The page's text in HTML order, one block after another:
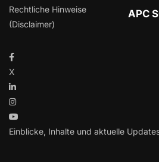
Rechtliche Hinweise
(Disclaimer)
APC
X
Einblicke, Inhalte und aktuelle